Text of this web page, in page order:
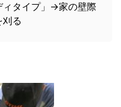
ィタイプ」→家の壁際
る